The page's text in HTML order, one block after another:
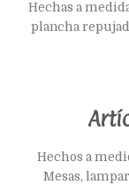
Hechas a
plancha
Hechos a
Mesas,